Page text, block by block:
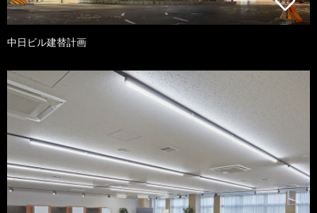
中日ビル建替計画